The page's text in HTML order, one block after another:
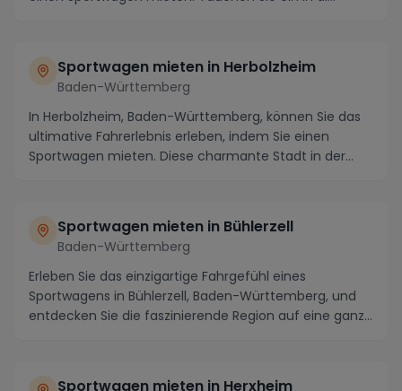
Sportwagen mieten in Herbolzheim
Baden-Württemberg
In Herbolzheim, Baden-Württemberg, können Sie das
ultimative Fahrerlebnis erleben, indem Sie einen
Sportwagen mieten. Diese charmante Stadt in der
Sportwagen mieten in Bühlerzell
Baden-Württemberg
Erleben Sie das einzigartige Fahrgefühl eines
Sportwagens in Bühlerzell, Baden-Württemberg, und
entdecken Sie die faszinierende Region auf eine ganz
Sportwagen mieten in Herxheim